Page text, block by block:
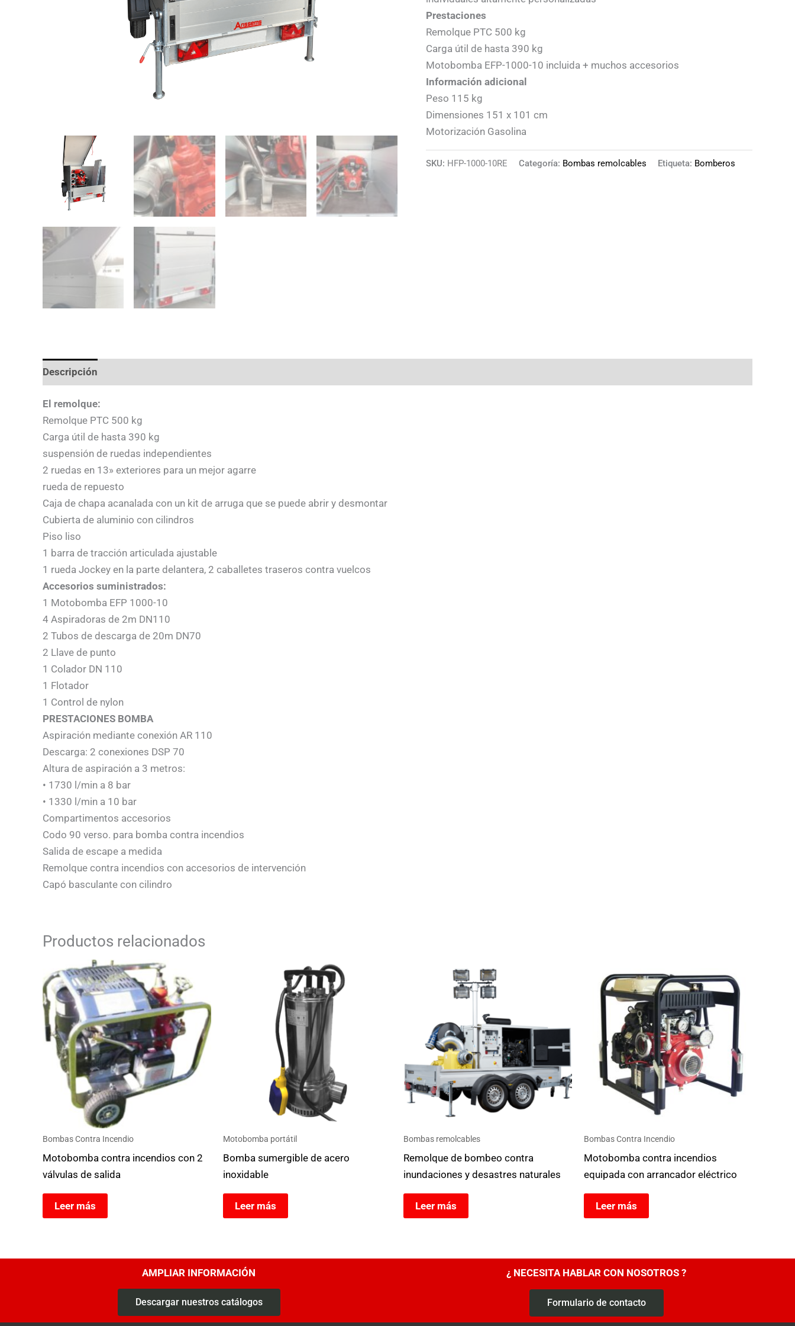
Prestaciones
Remolque PTC 500 kg
Carga útil de hasta 390 kg
Motobomba EFP-1000-10 incluida + muchos accesorios
Información adicional
Peso 115 kg
Dimensiones 151 x 101 cm
Motorización Gasolina
SKU: HFP-1000-10RE Categoría: Bombas remolcables Etiqueta: Bomberos
Descripción
El remolque:
Remolque PTC 500 kg
Carga útil de hasta 390 kg
suspensión de ruedas independientes
2 ruedas en 13» exteriores para un mejor agarre
rueda de repuesto
Caja de chapa acanalada con un kit de arruga que se puede abrir y desmontar
Cubierta de aluminio con cilindros
Piso liso
1 barra de tracción articulada ajustable
1 rueda Jockey en la parte delantera, 2 caballetes traseros contra vuelcos
Accesorios suministrados:
1 Motobomba EFP 1000-10
4 Aspiradoras de 2m DN110
2 Tubos de descarga de 20m DN70
2 Llave de punto
1 Colador DN 110
1 Flotador
1 Control de nylon
PRESTACIONES BOMBA
Aspiración mediante conexión AR 110
Descarga: 2 conexiones DSP 70
Altura de aspiración a 3 metros:
• 1730 l/min a 8 bar
• 1330 l/min a 10 bar
Compartimentos accesorios
Codo 90 verso. para bomba contra incendios
Salida de escape a medida
Remolque contra incendios con accesorios de intervención
Capó basculante con cilindro
Productos relacionados
Bombas Contra Incendio
Motobomba contra incendios con 2
válvulas de salida
Leer más
Motobomba portátil
Bomba sumergible de acero
inoxidable
Leer más
Bombas remolcables
Remolque de bombeo contra
inundaciones y desastres naturales
Leer más
Bombas Contra Incendio
Motobomba contra incendios
equipada con arrancador eléctrico
Leer más
AMPLIAR INFORMACIÓN
Descargar nuestros catálogos
¿ NECESITA HABLAR CON NOSOTROS ?
Formulario de contacto